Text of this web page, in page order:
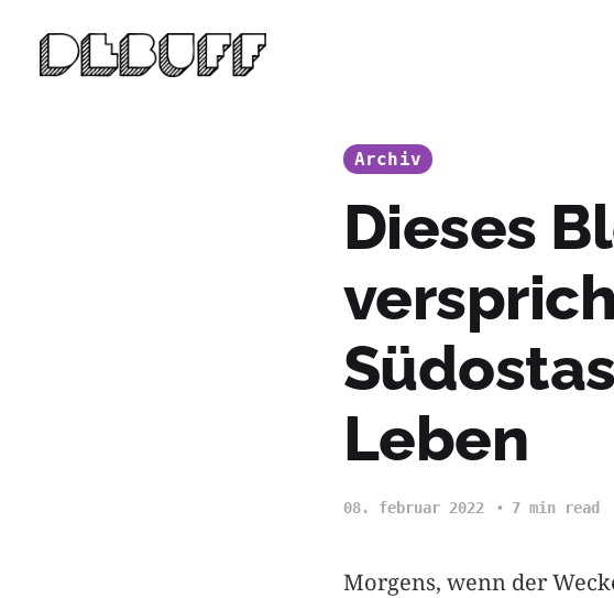
Archiv
Dieses
Leben
08. februar 2022 7 min read
Morgens, wenn der